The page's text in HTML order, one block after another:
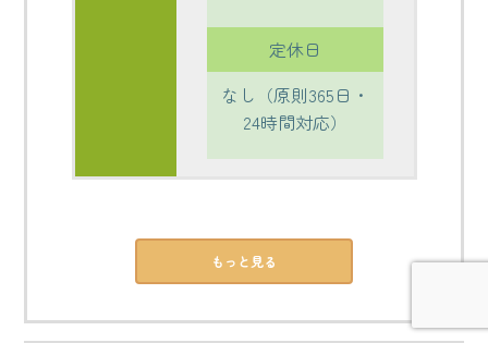
定休日
なし（原則365日・
24時間対応）
もっと見る